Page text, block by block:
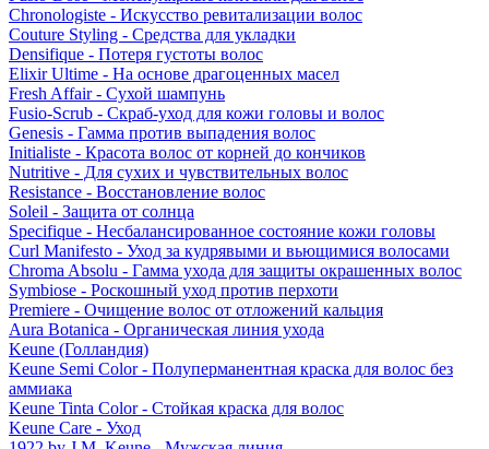
Chronologiste - Искусство ревитализации волос
Couture Styling - Средства для укладки
Densifique - Потеря густоты волос
Elixir Ultime - На основе драгоценных масел
Fresh Affair - Сухой шампунь
Fusio-Scrub - Скраб-уход для кожи головы и волос
Genesis - Гамма против выпадения волос
Initialiste - Красота волос от корней до кончиков
Nutritive - Для сухих и чувствительных волос
Resistance - Восстановление волос
Soleil - Защита от солнца
Specifique - Несбалансированное состояние кожи головы
Curl Manifesto - Уход за кудрявыми и вьющимися волосами
Chroma Absolu - Гамма ухода для защиты окрашенных волос
Symbiose - Роскошный уход против перхоти
Premiere - Очищение волос от отложений кальция
Aura Botanica - Органическая линия ухода
Keune (Голландия)
Keune Semi Color - Полуперманентная краска для волос без
аммиака
Keune Tinta Color - Стойкая краска для волос
Keune Care - Уход